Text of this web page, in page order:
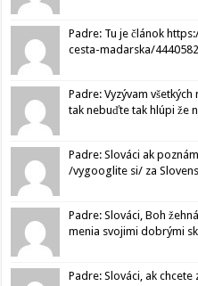
Padre: Tu je článok
cesta-madarska/
Padre: Vyzývam
tak nebuďte tak hlúpi že
Padre: Slováci ak
/vygooglite si/ za
Padre: Slováci, Boh
menia svojimi dobrými
Padre: Slováci, ak